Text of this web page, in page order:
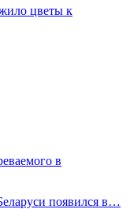
цветы к
в
появился в…